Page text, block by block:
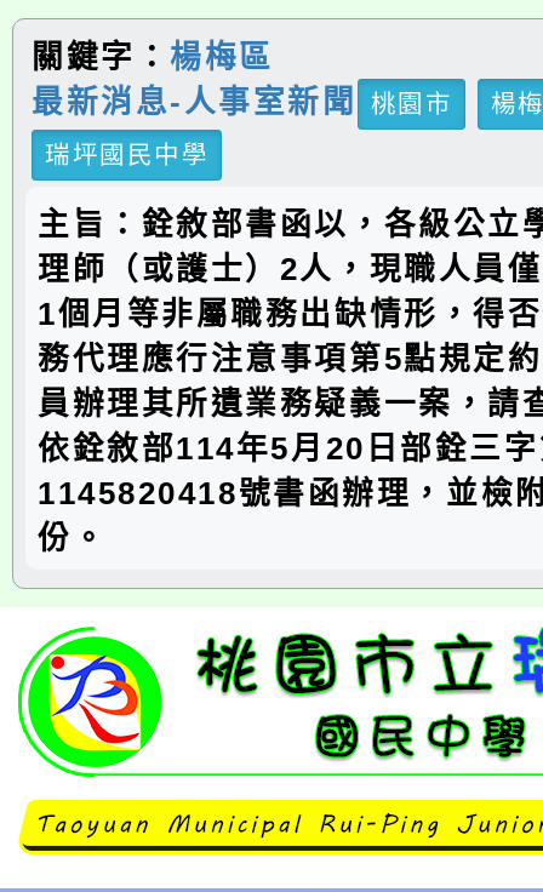
關鍵字： 楊梅區
最新消息-人事室新聞
桃園市
楊
瑞坪國民中學
主旨：銓敘部書函以，各級公立
理師（或護士）2人，現職人員
1個月等非屬職務出缺情形，得
務代理應行注意事項第5點規定
員辦理其所遺業務疑義一案，請
依銓敘部114年5月20日部銓三
1145820418號書函辦理，並檢
份。